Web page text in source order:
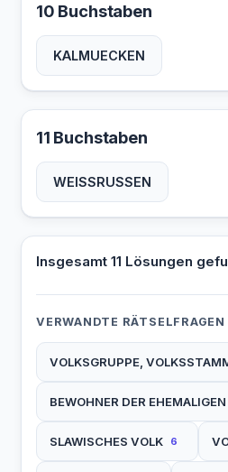
10 Buchstaben
KALMUECKEN
11 Buchstaben
WEISSRUSSEN
Insgesamt 11 Lösungen
VERWANDTE RÄTSELFRAGEN
VOLKSGRUPPE,
BEWOHNER DER
SLAWISCHES VOLK 6